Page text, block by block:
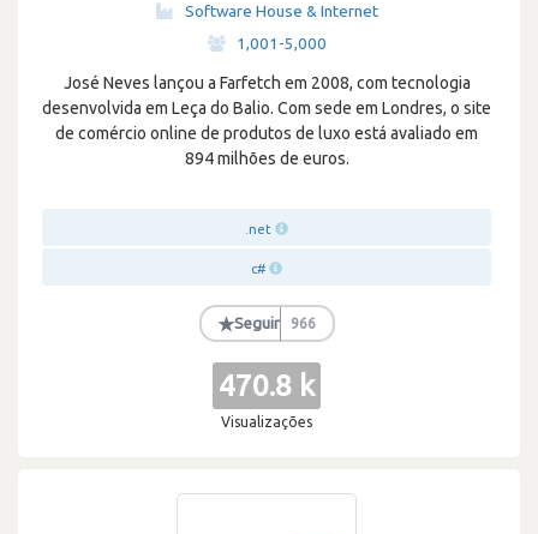
Software House & Internet
1,001-5,000
José Neves lançou a Farfetch em 2008, com tecnologia
desenvolvida em Leça do Balio. Com sede em Londres, o site
de comércio online de produtos de luxo está avaliado em
894 milhões de euros.
.net
c#
★Seguir 966
470.8 k
Visualizações